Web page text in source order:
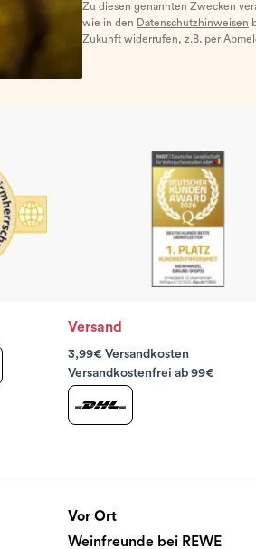
Zu diesen genannten Zwecken
wie in den Datenschutzhinweisen
Zukunft widerrufen, z.B. per
Versand
3,99€ Versandkosten
Versandkostenfrei ab 99€
Vor Ort
Weinfreunde bei REWE